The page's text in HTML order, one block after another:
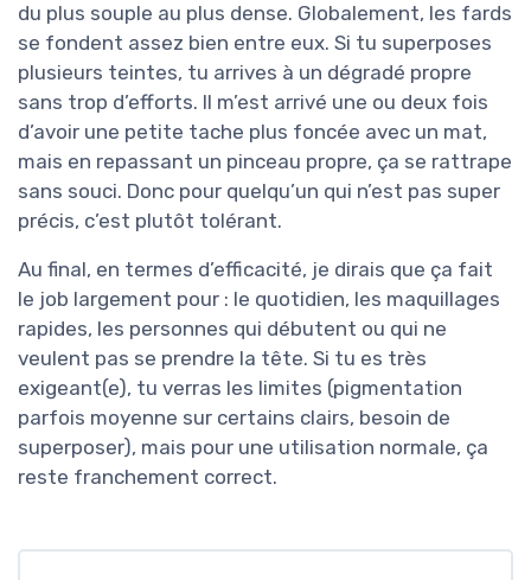
du plus souple au plus dense. Globalement, les fards
se fondent assez bien entre eux. Si tu superposes
plusieurs teintes, tu arrives à un dégradé propre
sans trop d’efforts. Il m’est arrivé une ou deux fois
d’avoir une petite tache plus foncée avec un mat,
mais en repassant un pinceau propre, ça se rattrape
sans souci. Donc pour quelqu’un qui n’est pas super
précis, c’est plutôt tolérant.
Au final, en termes d’efficacité, je dirais que ça fait
le job largement pour : le quotidien, les maquillages
rapides, les personnes qui débutent ou qui ne
veulent pas se prendre la tête. Si tu es très
exigeant(e), tu verras les limites (pigmentation
parfois moyenne sur certains clairs, besoin de
superposer), mais pour une utilisation normale, ça
reste franchement correct.